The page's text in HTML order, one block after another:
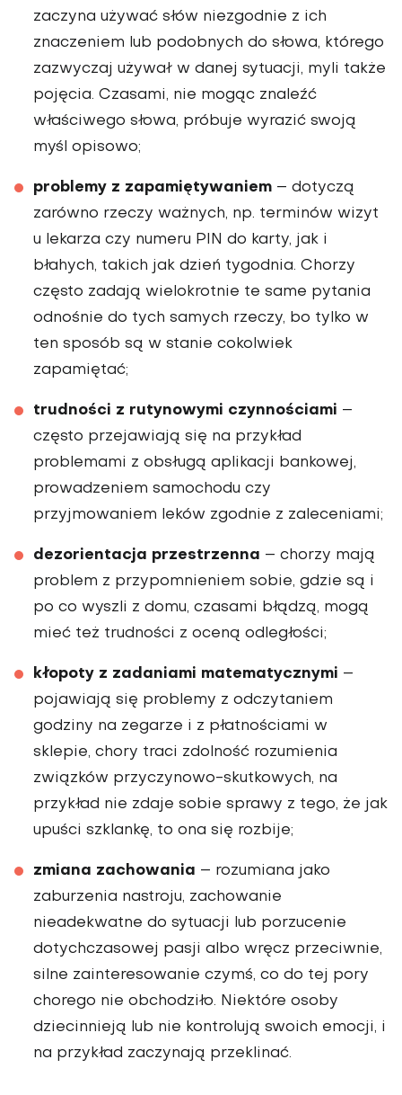
zaczyna używać słów niezgodnie z ich
znaczeniem lub podobnych do słowa, którego
zazwyczaj używał w danej sytuacji, myli także
pojęcia. Czasami, nie mogąc znaleźć
właściwego słowa, próbuje wyrazić swoją
myśl opisowo;
problemy z zapamiętywaniem – dotyczą
zarówno rzeczy ważnych, np. terminów wizyt
u lekarza czy numeru PIN do karty, jak i
błahych, takich jak dzień tygodnia. Chorzy
często zadają wielokrotnie te same pytania
odnośnie do tych samych rzeczy, bo tylko w
ten sposób są w stanie cokolwiek
zapamiętać;
trudności z rutynowymi czynnościami –
często przejawiają się na przykład
problemami z obsługą aplikacji bankowej,
prowadzeniem samochodu czy
przyjmowaniem leków zgodnie z zaleceniami;
dezorientacja przestrzenna – chorzy mają
problem z przypomnieniem sobie, gdzie są i
po co wyszli z domu, czasami błądzą, mogą
mieć też trudności z oceną odległości;
kłopoty z zadaniami matematycznymi –
pojawiają się problemy z odczytaniem
godziny na zegarze i z płatnościami w
sklepie, chory traci zdolność rozumienia
związków przyczynowo-skutkowych, na
przykład nie zdaje sobie sprawy z tego, że jak
upuści szklankę, to ona się rozbije;
zmiana zachowania – rozumiana jako
zaburzenia nastroju, zachowanie
nieadekwatne do sytuacji lub porzucenie
dotychczasowej pasji albo wręcz przeciwnie,
silne zainteresowanie czymś, co do tej pory
chorego nie obchodziło. Niektóre osoby
dziecinnieją lub nie kontrolują swoich emocji, i
na przykład zaczynają przeklinać.